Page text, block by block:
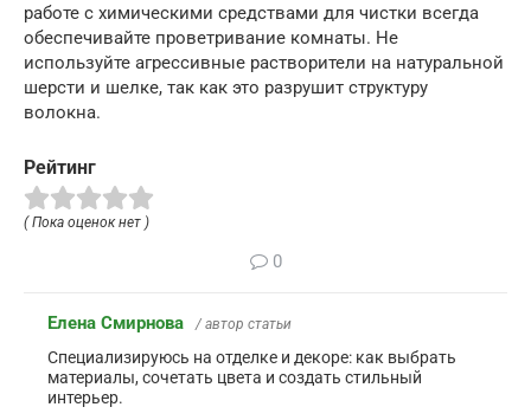
работе с химическими средствами для чистки всегда
обеспечивайте проветривание комнаты. Не
используйте агрессивные растворители на натуральной
шерсти и шелке, так как это разрушит структуру
волокна.
Рейтинг
( Пока оценок нет )
0
Елена Смирнова / автор статьи
Специализируюсь на отделке и декоре: как выбрать
материалы, сочетать цвета и создать стильный
интерьер.